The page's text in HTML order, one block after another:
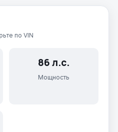
по VIN
86 л.с.
Мощность